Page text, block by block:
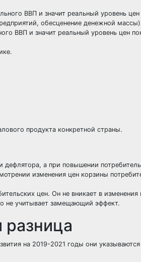
ВВП и значит реальный уровень
обесценение денежной
ВВП и значит реальный уровень цен
продукта конкретной страны.
а при повышении
изменения цен корзины
цен. Он не вникает в
не учитывает замещающий эффект.
на 2019-2021 годы они